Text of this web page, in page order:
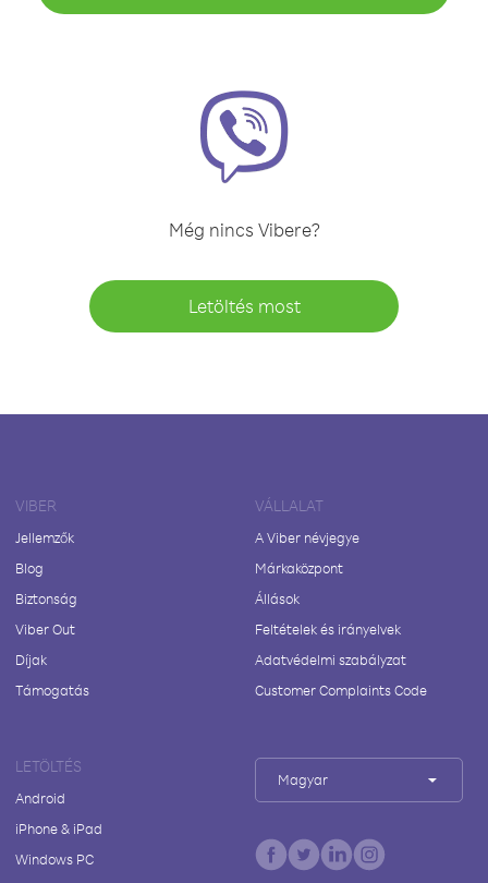
Még nincs Vibere?
Letöltés most
VIBER
Jellemzők
Blog
Biztonság
Viber Out
Díjak
Támogatás
VÁLLALAT
A Viber névjegye
Márkaközpont
Állások
Feltételek és irányelvek
Adatvédelmi szabályzat
Customer Complaints Code
LETÖLTÉS
Android
iPhone & iPad
Windows PC
Magyar